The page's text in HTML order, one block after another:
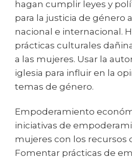
hagan cumplir leyes y
para la justicia de género
nacional e internacional.
prácticas culturales
a las mujeres. Usar la
iglesia para influir en la
temas de género.
Empoderamiento
iniciativas de
mujeres con los recursos
Fomentar prácticas de